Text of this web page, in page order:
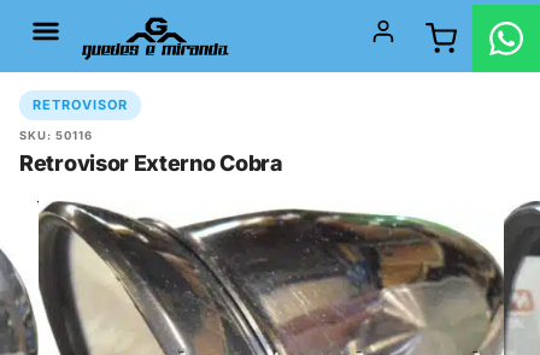
RETROVISOR
SKU: 50116
Retrovisor Externo Cobra